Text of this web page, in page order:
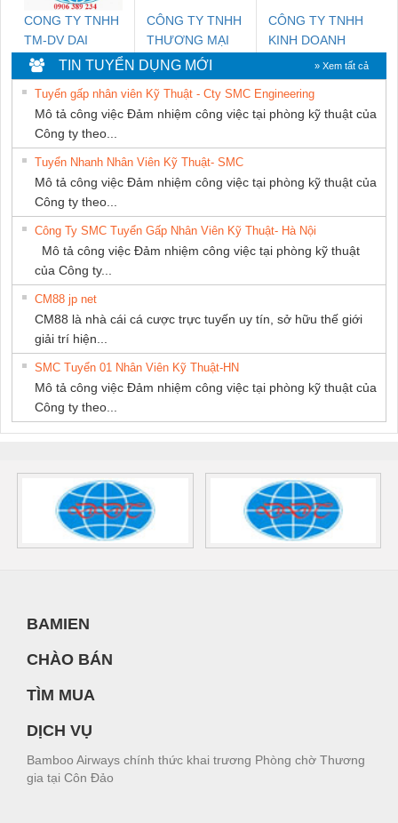
CONG TY TNHH
TM-DV DAI
DONG THANH
CÔNG TY TNHH
THƯƠNG MẠI
THIÊN ÂN VIỆT
NAM
CÔNG TY TNHH
KINH DOANH
DỊCH VỤ XNK
PHƯƠNG NAM
TIN TUYỂN DỤNG MỚI » Xem tất cả
Tuyển gấp nhân viên Kỹ Thuật - Cty SMC Engineering
Mô tả công việc Đảm nhiệm công việc tại phòng kỹ thuật của
Công ty theo...
Tuyển Nhanh Nhân Viên Kỹ Thuật- SMC
Mô tả công việc Đảm nhiệm công việc tại phòng kỹ thuật của
Công ty theo...
Công Ty SMC Tuyển Gấp Nhân Viên Kỹ Thuật- Hà Nội
Mô tả công việc Đảm nhiệm công việc tại phòng kỹ thuật
của Công ty...
CM88 jp net
CM88 là nhà cái cá cược trực tuyến uy tín, sở hữu thế giới
giải trí hiện...
SMC Tuyển 01 Nhân Viên Kỹ Thuật-HN
Mô tả công việc Đảm nhiệm công việc tại phòng kỹ thuật của
Công ty theo...
BAMIEN
CHÀO BÁN
TÌM MUA
DỊCH VỤ
Bamboo Airways chính thức khai trương Phòng chờ Thương
gia tại Côn Đảo